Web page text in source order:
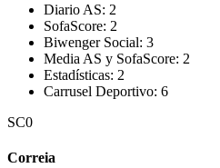
Diario AS: 2
SofaScore: 2
Biwenger Social: 3
Media AS y SofaScore: 2
Estadísticas: 2
Carrusel Deportivo: 6
SC0
Correia